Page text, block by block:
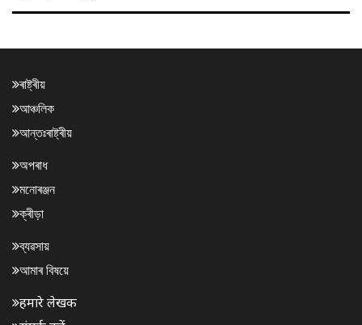
ৰাষ্ট্ৰীয়
আঞ্চলিক
আন্তঃৰাষ্ট্ৰীয়
অপৰাধ
মনোৰঞ্জন
ক্ৰীড়া
ব্যৱসায়
আমাৰ বিষয়ে
हमारे लेखक